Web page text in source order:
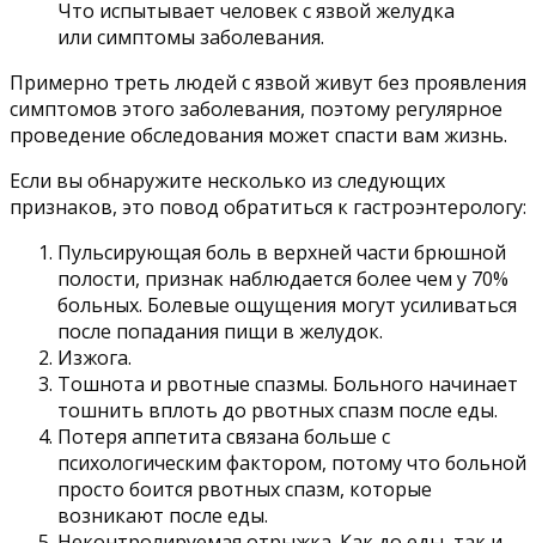
Что испытывает человек с язвой желудка
или симптомы заболевания.
Примерно треть людей с язвой живут без проявления
симптомов этого заболевания, поэтому регулярное
проведение обследования может спасти вам жизнь.
Если вы обнаружите несколько из следующих
признаков, это повод обратиться к гастроэнтерологу:
Пульсирующая боль в верхней части брюшной
полости, признак наблюдается более чем у 70%
больных. Болевые ощущения могут усиливаться
после попадания пищи в желудок.
Изжога.
Тошнота и рвотные спазмы. Больного начинает
тошнить вплоть до рвотных спазм после еды.
Потеря аппетита связана больше с
психологическим фактором, потому что больной
просто боится рвотных спазм, которые
возникают после еды.